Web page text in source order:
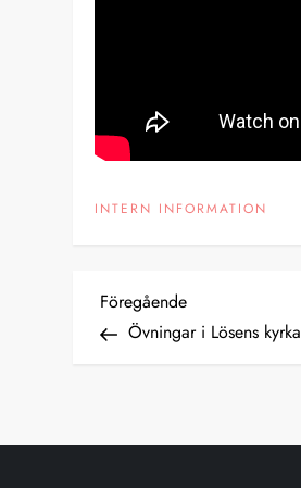
INTERN INFORMATION
I
Föregående
inlägg
Föregående
Övningar i Lösens kyrka